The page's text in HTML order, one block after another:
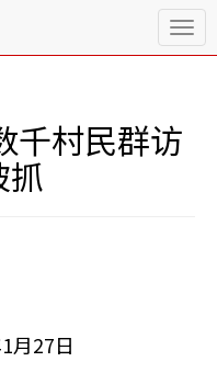
T
o
e
千村民群访
抓
月27日